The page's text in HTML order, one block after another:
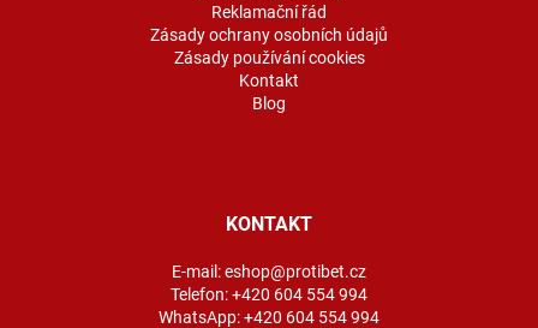
Reklamační řád
Zásady ochrany osobních údajů
Zásady používání cookies
Kontakt
Blog
KONTAKT
E-mail:eshop@protibet.cz
Telefon:+420 604 554 994
WhatsApp:+420 604 554 994